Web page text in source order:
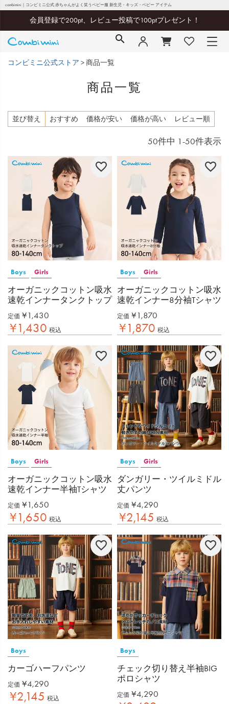
combimini｜コンビミニ公式 赤ちゃんがよく笑うベビー服 新生児・キッズ・ベビー アイテム
会員登録で200pt、レビュー投稿で100ptプレゼント！
コンビミニ公式ストア 商品一覧
商品一覧
並び替え おすすめ 価格が安い 価格が高い レビュー順
50件中 1 -50件表示
Boys Girls
オーガニックコットン吸水
速乾インナータンクトップ
定価 ¥ 1,430
¥1,430 税込
Boys Girls
オーガニックコットン吸水
速乾インナー8分袖Tシャツ
定価 ¥ 1,870
¥1,870 税込
Boys Girls
オーガニックコットン吸水
速乾インナー半袖Tシャツ
定価 ¥ 1,650
¥1,650 税込
Boys Girls
ダンガリー・ツイルミドル
丈パンツ
定価 ¥4,290
¥2,145 税込
Boys
カーゴハーフパンツ
定価 ¥4,290
¥2,145 税込
Boys
チェック切り替え半袖BIG
ポロシャツ
定価 ¥4,290